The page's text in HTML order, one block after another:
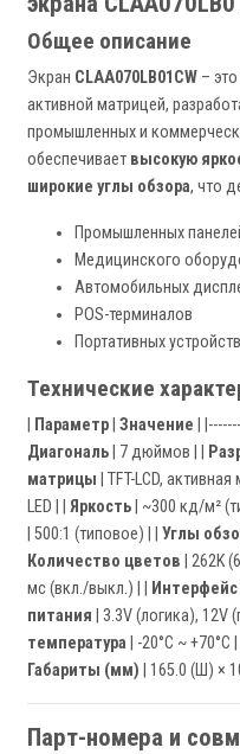
Общее описание
Экран CLAA070LB01CW – это
активной матрицей,
промышленных и
обеспечивает высокую
широкие углы обзора, что
Промышленных
Медицинского
Автомобильных
POS-терминалов
Портативных устройств
Технические
Параметр Значение |
Диагональ | 7 дюймов | |
матрицы | TFT-LCD, активная
LED | | Яркость | ~300 кд/м²
| 500:1 (типовое) | | Углы
Количество цветов | 262K
мс (вкл./выкл.) | |
Интерфейс
питания | 3.3V (логика), 12V
температура | -20°C ~ +70°C | |
Габариты (мм) | 165.0 (Ш) ×
Парт-номера и